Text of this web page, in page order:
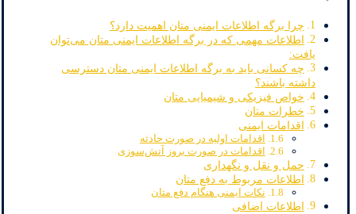
چرا برگه اطلاعات ایمنی متان اهمیت دارد؟
اطلاعات مهمی که در برگه اطلاعات ایمنی متان می‌توان
یافت:
چه کسانی باید به برگه اطلاعات ایمنی متان دسترسی
داشته باشند؟
خواص فیزیکی و شیمیایی متان
خطرات متان
اقدامات ایمنی
اقدامات اولیه در صورت حادثه
اقدامات در صورت بروز آتش‌سوزی
حمل و نقل و نگهداری
اطلاعات مربوط به دفع متان
نکات ایمنی هنگام دفع متان
اطلاعات اضافی